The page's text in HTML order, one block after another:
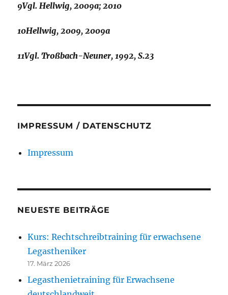
9Vgl. Hellwig, 2009a; 2010
10Hellwig, 2009, 2009a
11Vgl. Troßbach-Neuner, 1992, S.23
IMPRESSUM / DATENSCHUTZ
Impressum
NEUESTE BEITRÄGE
Kurs: Rechtschreibtraining für erwachsene
Legastheniker
17. März 2026
Legasthenietraining für Erwachsene